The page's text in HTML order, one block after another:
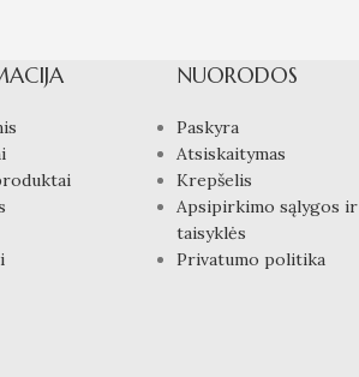
NUORODOS
Paskyra
Atsiskaitymas
Krepšelis
Apsipirkimo sąlygos ir
taisyklės
Privatumo politika